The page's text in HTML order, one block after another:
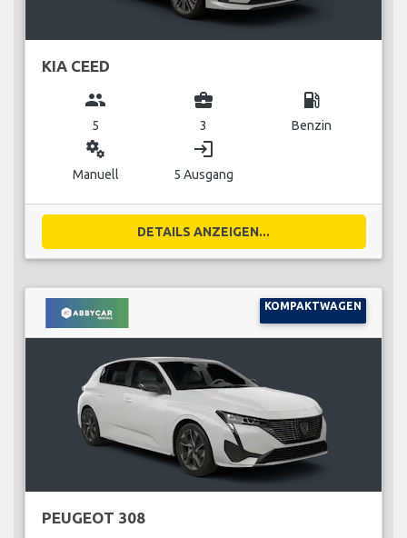
KIA CEED
group
5
business_center
3
local_gas_station
Benzin
miscellaneous_services
Manuell
login
5 Ausgang
DETAILS ANZEIGEN...
KOMPAKTWAGEN
PEUGEOT 308